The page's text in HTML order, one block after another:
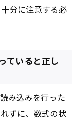
分に注意する必
ていると正し
み込みを行った
ずに、数式の状